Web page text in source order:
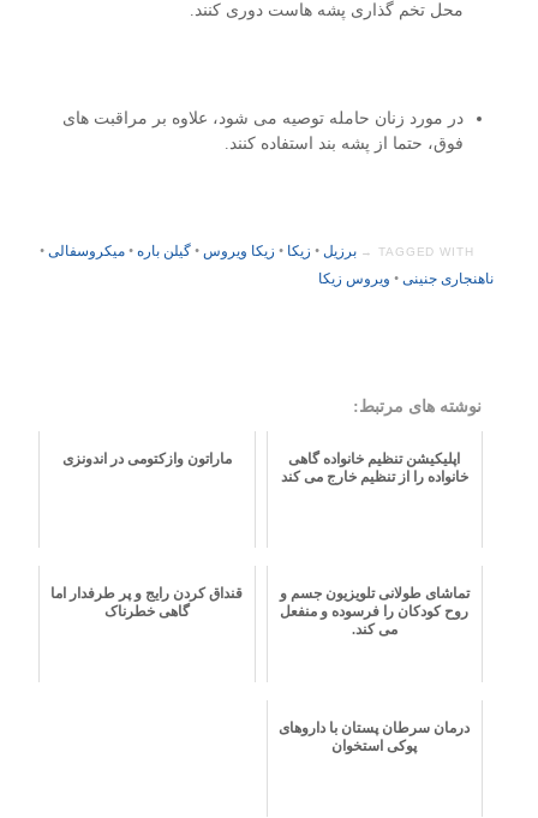
محل تخم گذاری پشه هاست دوری کنند.
در مورد زنان حامله توصیه می شود، علاوه بر مراقبت های
فوق، حتما از پشه بند استفاده کنند.
TAGGED WITH → برزیل • زیکا • زیکا ویروس •گیلن باره •میکروسفالی •
ناهنجاری جنینی• ویروس زیکا
نوشته های مرتبط:
اپلیکیشن تنظیم خانواده گاهی
خانواده را از تنظیم خارج می کند
ماراتون وازکتومی در اندونزی
تماشای طولانی تلویزیون جسم و
روح کودکان را فرسوده و منفعل
می کند.
قنداق کردن رایج و پر طرفدار اما
گاهی خطرناک
درمان سرطان پستان با داروهای
پوکی استخوان